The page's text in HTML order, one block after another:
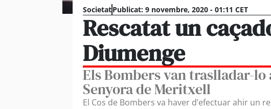
SocietatPublicat: 9 novembre, 2020 - 01:11 CET
Rescatat un
Diumenge
Els Bombers van traslladar-lo
Senyora de Meritxell
El Cos de Bombers va haver d’efectuar ahir un